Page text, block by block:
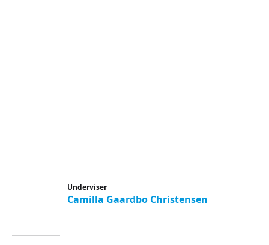
Underviser
Camilla Gaardbo Christensen